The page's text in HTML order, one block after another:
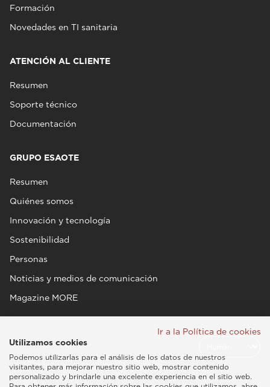
Formación
Novedades en TI sanitaria
ATENCIÓN AL CLIENTE
Resumen
Soporte técnico
Documentación
GRUPO ESAOTE
Resumen
Quiénes somos
Innovación y tecnología
Sostenibilidad
Personas
Noticias y medios de comunicación
Magazine MORE
Ir a la Política de cookies
Utilizamos cookies
Podemos utilizarlas para el análisis de los datos de nuestros
visitantes, para mejorar nuestro sitio web, mostrar contenido
personalizado y brindarle una excelente experiencia en el sitio web.